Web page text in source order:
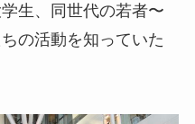
生、同世代の若者〜
の活動を知っていた